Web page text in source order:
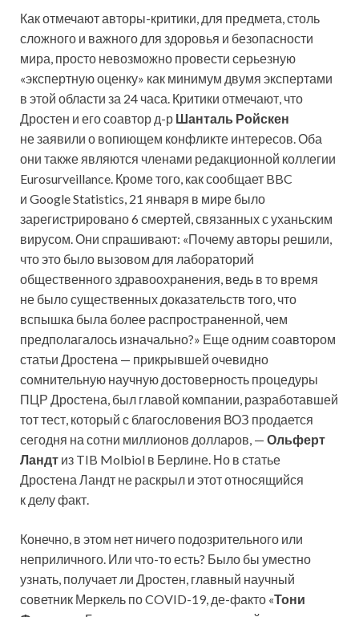
Как отмечают авторы-критики, для предмета, столь
сложного и важного для здоровья и безопасности
мира, просто невозможно провести серьезную
«экспертную оценку» как минимум двумя экспертами
в этой области за 24 часа. Критики отмечают, что
Дростен и его соавтор д-р Шанталь Ройскен
не заявили о вопиющем конфликте интересов. Оба
они также являются членами редакционной коллегии
Eurosurveillance. Кроме того, как сообщает BBC
и Google Statistics, 21 января в мире было
зарегистрировано 6 смертей, связанных с уханьским
вирусом. Они спрашивают: «Почему авторы решили,
что это было вызовом для лабораторий
общественного здравоохранения, ведь в то время
не было существенных доказательств того, что
вспышка была более распространенной, чем
предполагалось изначально?» Еще одним соавтором
статьи Дростена — прикрывшей очевидно
сомнительную научную достоверность процедуры
ПЦР Дростена, был главой компании, разработавшей
тот тест, который с благословения ВОЗ продается
сегодня на сотни миллионов долларов, — Ольферт
Ландт из TIB Molbiol в Берлине. Но в статье
Дростена Ландт не раскрыл и этот относящийся
к делу факт.
Конечно, в этом нет ничего подозрительного или
неприличного. Или что-то есть? Было бы уместно
узнать, получает ли Дростен, главный научный
советник Меркель по COVID-19, де-факто «Тони